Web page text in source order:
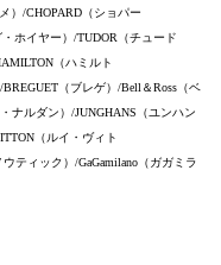
）/CHOPARD（ショパー
ホイヤー）/TUDOR（チュード
（ハミルト
（ブレゲ）/Bell＆Ross（ベ
ナルダン）/JUNGHANS（ユンハン
（ルイ・ヴィト
ティック）/GaGamilano（ガガミラ